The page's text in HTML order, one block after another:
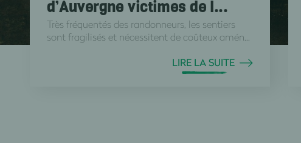
d’Auvergne victimes de l...
Très fréquentés des randonneurs, les sentiers
sont fragilisés et nécessitent de coûteux amén...
LIRE LA SUITE